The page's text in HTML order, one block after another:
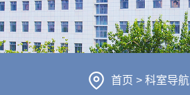
下载专区
首页 > 科室导航